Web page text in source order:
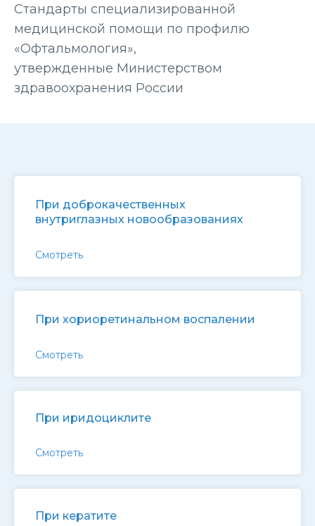
Стандарты специализированной
медицинской помощи по профилю
«Офтальмология»,
утвержденные Министерством
здравоохранения России
При доброкачественных
внутриглазных новообразованиях
Смотреть
При хориоретинальном воспалении
Смотреть
При иридоциклите
Смотреть
При кератите